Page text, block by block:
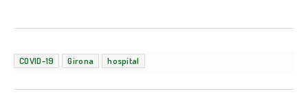
COVID-19 Girona hospital